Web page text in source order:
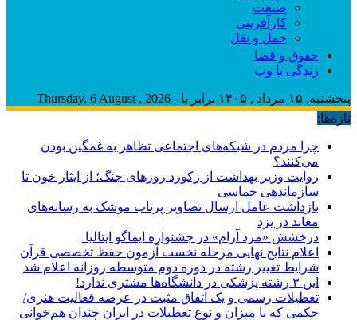
صنعت
کارآفرینی
حمل و نقل
حقوق و قضا
زندگی با وب
پنجشنبه, ۱۵ مرداد , ۱۴۰۵ برابر با - Thursday, 6 August , 2026
تازه‌ها:
چرا مردم در شبکه‌های اجتماعی تظاهر به غمگین بودن
می‌کنند؟
روایت وزیر بهداشت از رکورد روزهای جنگ؛ از ایثار خون تا
سازماندهی حماسی
بازداشت عامل ارسال تصاویر پرتاب موشک به رسانه‌های
معاند در یزد
درخشش «مرد آرام» در جشنواره ایماگو ایتالیا
اعلام نتایج نهایی مرحله نخست آزمون حفظ تخصصی قرآن
شرایط تغییر رشته در دوره دوم متوسطه روزانه اعلام شد
این ۳ رشته پزشکی در دانشگاه‌ها مشتری ندارد!
تعطیلات رسمی و یک اتفاق مثبت در عرصه فعالیت هنری/
حکمی که با میزان و نوع تعطیلات در ایران چندان هم‌خوانی